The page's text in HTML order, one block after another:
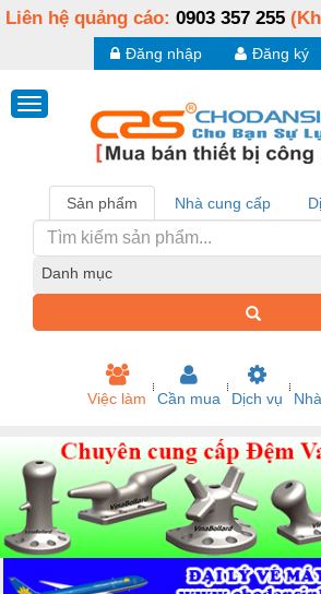
Liên hệ quảng cáo: 0903 357 255
Đăng ký
Đăng nhập
Sản phẩm Nhà cung cấp
Danh mục
Việc làm Cần mua Dịch vụ